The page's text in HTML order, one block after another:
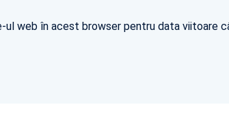
ul web în acest browser pentru data viitoare